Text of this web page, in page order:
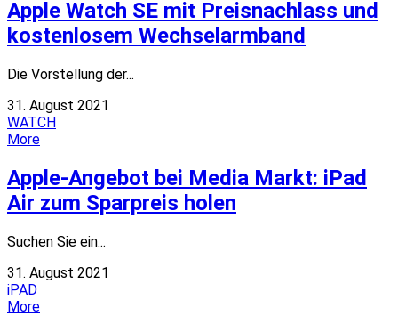
Apple Watch SE mit Preisnachlass und
kostenlosem Wechselarmband
Die Vorstellung der...
31. August 2021
WATCH
More
Apple-Angebot bei Media Markt: iPad
Air zum Sparpreis holen
Suchen Sie ein...
31. August 2021
iPAD
More